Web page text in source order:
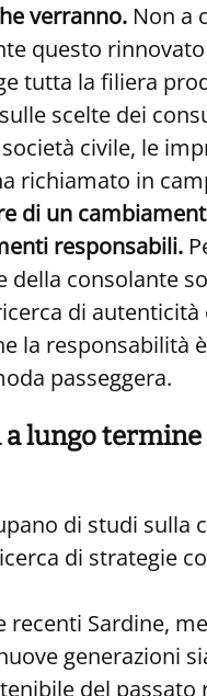
verranno. Non a
questo rinnovato
tutta la filiera
scelte dei
civile, le
richiamato in
di un
responsabili.
consolante
di autenticità
la responsabilità
passeggera.
lungo
di studi sulla
di strategie
Sardine,
generazioni
del passato